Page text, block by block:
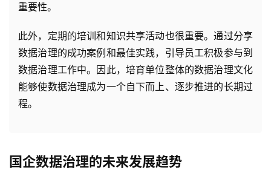
重要性。
此外，定期的培训和知识共享活动也很重要。通过分享
数据治理的成功案例和最佳实践，引导员工积极参与到
数据治理工作中。因此，培育单位整体的数据治理文化
能够使数据治理成为一个自下而上、逐步推进的长期过
程。
国企数据治理的未来发展趋势